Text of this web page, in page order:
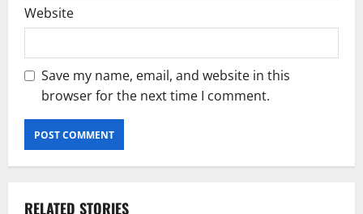
Website
Save my name, email, and website in this
browser for the next time I comment.
RELATED STORIES